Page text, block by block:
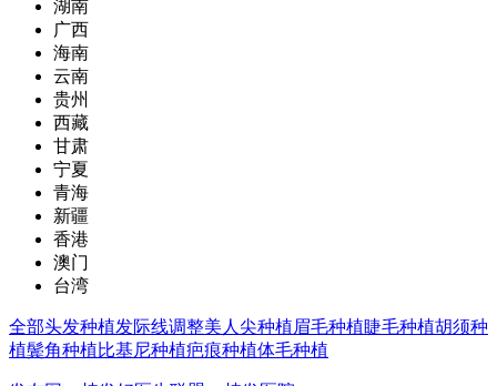
湖南
广西
海南
云南
贵州
西藏
甘肃
宁夏
青海
新疆
香港
澳门
台湾
全部头发种植发际线调整美人尖种植眉毛种植睫毛种植胡须种
植鬓角种植比基尼种植疤痕种植体毛种植